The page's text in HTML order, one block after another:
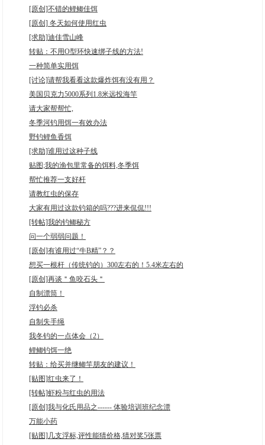
[原创]不错的鲤鲫佳饵
[原创] 冬天如何使用红虫
[求助]迪佳雪山峰
转贴：不用O型环快速绑子线的方法!
一种简单实用饵
[讨论]请帮我看看这款爆炸饵有没有用？
美国贝克力5000系列1.8米远投海竿
请大家帮帮忙,
冬季河钓用饵一有效办法
野钓鲤鱼香饵
[求助]谁用过这种子线
贴图;我的渔包里常备的饵料,冬季饵
帮忙推荐一支好杆
请教红虫的保存
大家有用过这款钓箱的吗???进来侃侃!!!
[转帖]我的钓鲫秘方
问一个弱弱问题！
[原创]有谁用过“牛B精”？？
想买一根杆（传统钓的）300左右的！5.4米左右的
[原创]再谈＂鱼咬石头＂
自制漂筒！
浮钓必杀
自制失手绳
我冬钓的一点体会（2）
鲤鲫钓饵一绝
转贴：给买并继鲫竿朋友的建议！
[贴图]红虫来了！
[转帖]虾粉与红虫的用法
[原创]我与化氏用品之------ 体验培训班纪念漂
万能小药
[贴图]几支浮标,评性能猜价格,猜对奖5张票